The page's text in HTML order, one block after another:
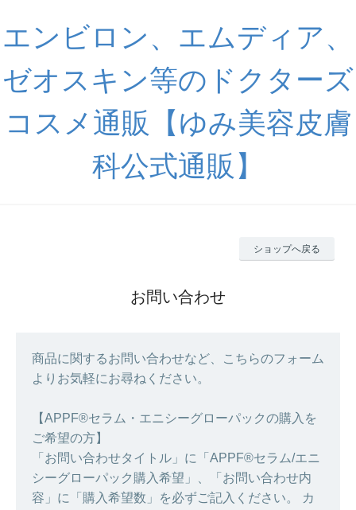
エンビロン、エムディア、
ゼオスキン等のドクターズ
コスメ通販【ゆみ美容皮膚
科公式通販】
ショップへ戻る
お問い合わせ
商品に関するお問い合わせなど、こちらのフォーム
よりお気軽にお尋ねください。
【APPF®セラム・エニシーグローパックの購入を
ご希望の方】
「お問い合わせタイトル」に「APPF®セラム/エニ
シーグローパック購入希望」、「お問い合わせ内
容」に「購入希望数」を必ずご記入ください。 カ